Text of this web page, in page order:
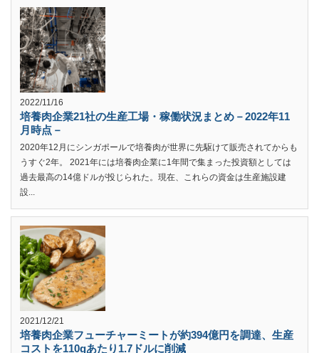
2022/11/16
培養肉企業21社の生産工場・稼働状況まとめ－2022年11
月時点－
2020年12月にシンガポールで培養肉が世界に先駆けて販売されてからも
うすぐ2年。 2021年には培養肉企業に1年間で集まった投資額としては
過去最高の14億ドルが投じられた。現在、これらの資金は生産施設建
設...
2021/12/21
培養肉企業フューチャーミートが約394億円を調達、生産
コストを110gあたり1.7ドルに削減